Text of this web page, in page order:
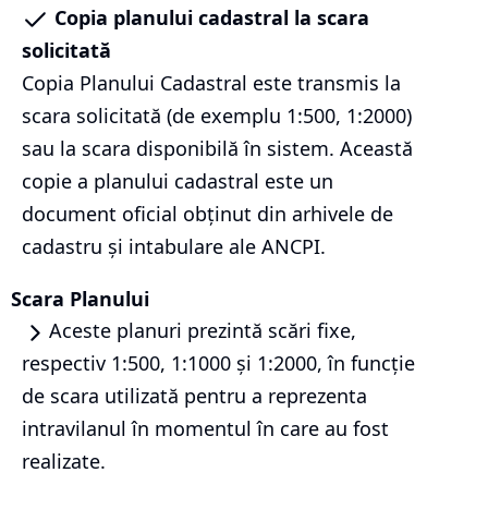
Copia planului cadastral la scara
solicitată
Copia Planului Cadastral este transmis la
scara solicitată (de exemplu 1:500, 1:2000)
sau la scara disponibilă în sistem. Această
copie a planului cadastral este un
document oficial obținut din arhivele de
cadastru și intabulare ale ANCPI.
Scara Planului
Aceste planuri prezintă scări fixe,
respectiv 1:500, 1:1000 și 1:2000, în funcție
de scara utilizată pentru a reprezenta
intravilanul în momentul în care au fost
realizate.